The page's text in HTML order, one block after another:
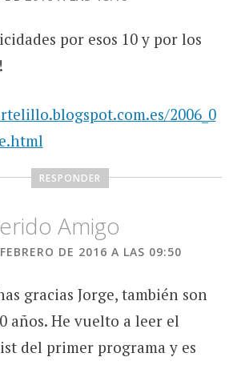
por esos 10 y por los
2006_0
RESPONDER
Amigo
DE 2016 A LAS 09:50
gracias Jorge, también son
años. He vuelto a leer el
del primer programa y es